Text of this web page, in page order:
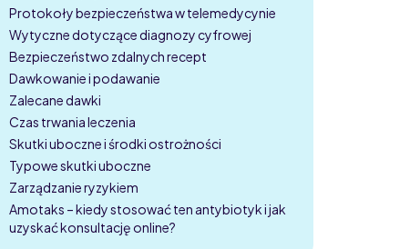
Protokoły bezpieczeństwa w telemedycynie
Wytyczne dotyczące diagnozy cyfrowej
Bezpieczeństwo zdalnych recept
Dawkowanie i podawanie
Zalecane dawki
Czas trwania leczenia
Skutki uboczne i środki ostrożności
Typowe skutki uboczne
Zarządzanie ryzykiem
Amotaks – kiedy stosować ten antybiotyk i jak
uzyskać konsultację online?